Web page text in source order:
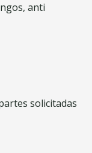
anti
solicitadas